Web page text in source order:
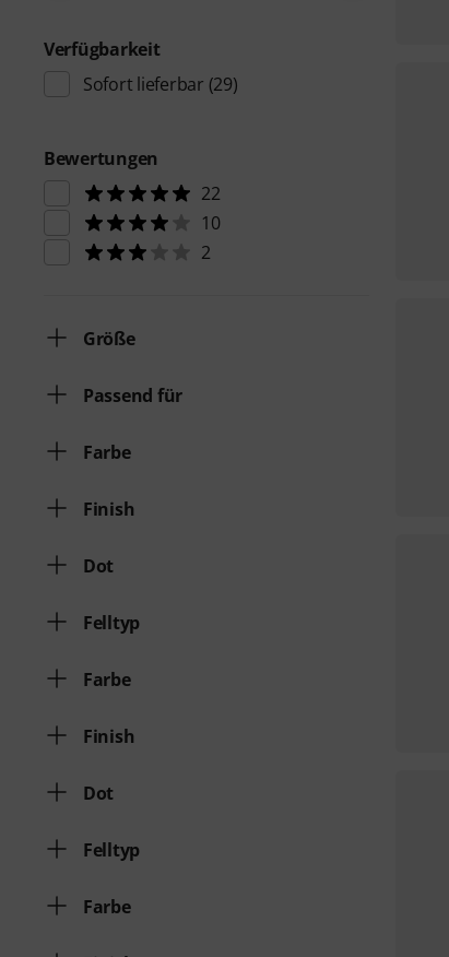
Verfügbarkeit
Sofort lieferbar (29)
Bewertungen
22
10
2
Größe
Passend für
Farbe
Finish
Dot
Felltyp
Farbe
Finish
Dot
Felltyp
Farbe